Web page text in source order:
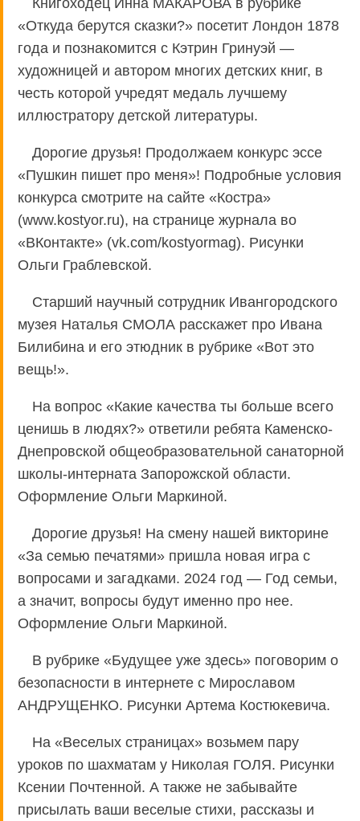
«Откуда берутся сказки?» посетит Лондон 1878
года и познакомится с Кэтрин Гринуэй —
художницей и автором многих детских книг, в
честь которой учредят медаль лучшему
иллюстратору детской литературы.
Дорогие друзья! Продолжаем конкурс эссе
«Пушкин пишет про меня»! Подробные условия
конкурса смотрите на сайте «Костра»
(www.kostyor.ru), на странице журнала во
«ВКонтакте» (vk.com/kostyormag). Рисунки
Ольги Граблевской.
Старший научный сотрудник Ивангородского
музея Наталья СМОЛА расскажет про Ивана
Билибина и его этюдник в рубрике «Вот это
вещь!».
На вопрос «Какие качества ты больше всего
ценишь в людях?» ответили ребята Каменско-
Днепровской общеобразовательной санаторной
школы-интерната Запорожской области.
Оформление Ольги Маркиной.
Дорогие друзья! На смену нашей викторине
«За семью печатями» пришла новая игра с
вопросами и загадками. 2024 год — Год семьи,
а значит, вопросы будут именно про нее.
Оформление Ольги Маркиной.
В рубрике «Будущее уже здесь» поговорим о
безопасности в интернете с Мирославом
АНДРУЩЕНКО. Рисунки Артема Костюкевича.
На «Веселых страницах» возьмем пару
уроков по шахматам у Николая ГОЛЯ. Рисунки
Ксении Почтенной. А также не забывайте
присылать ваши веселые стихи, рассказы и